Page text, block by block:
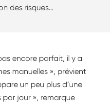
des risques
encore parfait, il y a
manuelles », prévient
un peu plus d’une
jour », remarque